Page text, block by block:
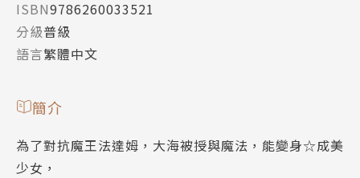
ISBN9786260033521
分級普級
語言繁體中文
簡介
為了對抗魔王法達姆，大海被授與魔法，能變身☆成美
少女，